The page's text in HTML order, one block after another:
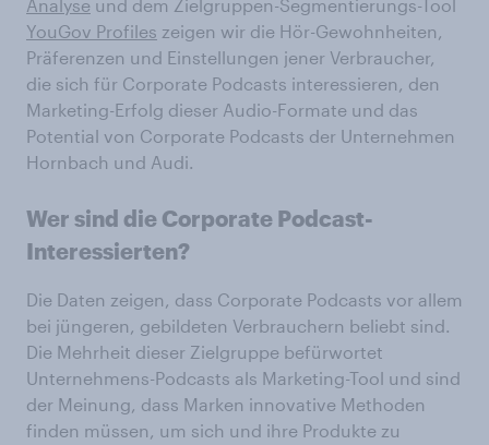
Analyse und dem Zielgruppen-Segmentierungs-Tool
YouGov Profiles zeigen wir die Hör-Gewohnheiten,
Präferenzen und Einstellungen jener Verbraucher,
die sich für Corporate Podcasts interessieren, den
Marketing-Erfolg dieser Audio-Formate und das
Potential von Corporate Podcasts der Unternehmen
Hornbach und Audi.
Wer sind die Corporate Podcast-
Interessierten?
Die Daten zeigen, dass Corporate Podcasts vor allem
bei jüngeren, gebildeten Verbrauchern beliebt sind.
Die Mehrheit dieser Zielgruppe befürwortet
Unternehmens-Podcasts als Marketing-Tool und sind
der Meinung, dass Marken innovative Methoden
finden müssen, um sich und ihre Produkte zu